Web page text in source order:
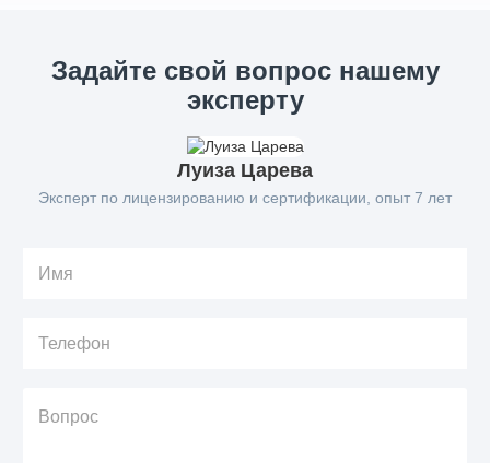
Задайте свой вопрос нашему
эксперту
Луиза Царева
Эксперт по лицензированию и сертификации, опыт 7 лет